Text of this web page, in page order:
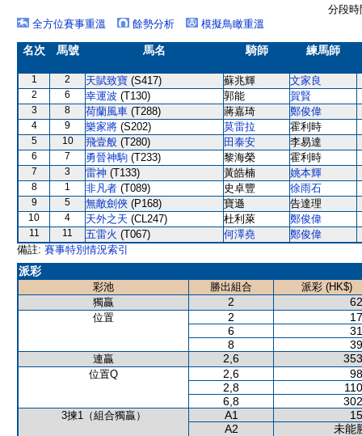
分段
全方位賽事重溫
餘勢分析 模擬鳥瞰重溫
名次 馬號 馬名 騎師 練馬師
1 2 天賦致寶 (S417) 蘇兆輝 文家良
2 6 幸運波 (T130) 郭能 賀賢
3 8 荷蘭風車 (T288) 蔣嘉琦 鄭俊偉
4 9 樂家將 (S202) 莫雷拉 霍利時
5 10 飛壹般 (T280) 田泰安 李易達
6 7 勇晉神駒 (T233) 黎海榮 霍利時
7 3 雷神 (T133) 黃皓楠 姚本輝
8 1 非凡者 (T089) 史卓豐 徐雨石
9 5 無敵劍俠 (P168) 寶遜 告達理
10 4 天外之天 (CL247) 杜利萊 鄭俊偉
11 11 五雷火 (T067) 何澤堯
鄭俊偉
備註: 賽事特別情況索引
派彩
彩池 勝出組合
派彩 (HK$)
獨贏
2
位置 2
6
8
連贏 2,6
位置Q 2,6
2,8
6,8
3揀1（組合獨贏） A1
A2
未能